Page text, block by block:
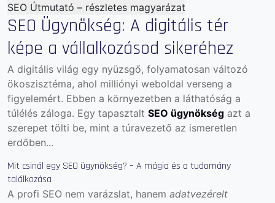
SEO Útmutató – részletes magyarázat
SEO Ügynökség: A digitális tér
képe a vállalkozásod sikeréhez
A digitális világ egy nyüzsgő, folyamatosan változó
ökoszisztéma, ahol milliónyi weboldal verseng a
figyelemért. Ebben a környezetben a láthatóság a
túlélés záloga. Egy tapasztalt SEO ügynökség azt a
szerepet tölti be, mint a túravezető az ismeretlen
erdőben...
Mit csinál egy SEO ügynökség? – A mágia és a tudomány
találkozása
A profi SEO nem varázslat, hanem adatvezérelt